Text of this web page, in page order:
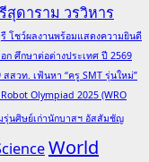
สุดาราม วรวิหาร
โชว์ผลงานพร้อมแสดงความยินดี
ก ศึกษาต่อต่างประเทศ ปี 2569
สวท. เฟ้นหา “ครู SMT รุ่นใหม่”
Olympiad 2025 (WRO
รุ่นศิษย์เก่านักบาสฯ อัสสัมชัญ
World